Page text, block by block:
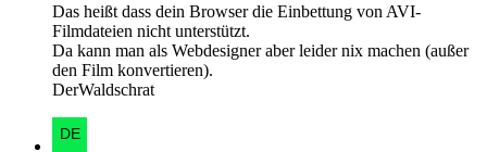
Das heißt dass dein Browser die Einbettung von AVI-
Filmdateien nicht unterstützt.
Da kann man als Webdesigner aber leider nix machen (außer
den Film konvertieren).
DerWaldschrat